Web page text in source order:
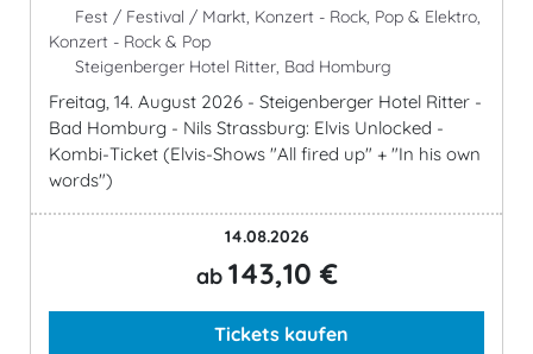
Fest / Festival / Markt, Konzert - Rock, Pop & Elektro,
Konzert - Rock & Pop
Steigenberger Hotel Ritter, Bad Homburg
Freitag, 14. August 2026 - Steigenberger Hotel Ritter -
Bad Homburg - Nils Strassburg: Elvis Unlocked -
Kombi-Ticket (Elvis-Shows "All fired up" + "In his own
words")
14.08.2026
ab 143,10 €
Tickets kaufen